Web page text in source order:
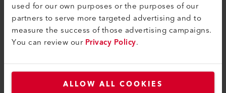
used for our own purposes or the purposes of our
partners to serve more targeted advertising and to
measure the success of those advertising campaigns.
You can review ourPrivacy Policy.
ALLOW ALL COOKIES
Lo mejor o nada